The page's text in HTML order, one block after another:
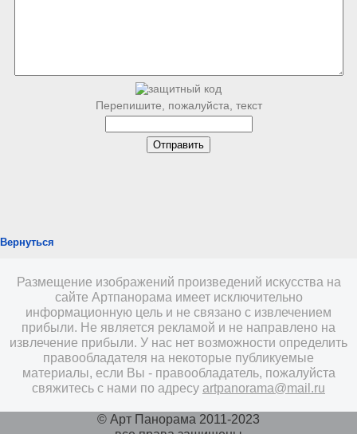
Перепишите, пожалуйста, текст
Вернуться
Размещение изображений произведений искусства на
сайте Артпанорама имеет исключительно
информационную цель и не связано с извлечением
прибыли. Не является рекламой и не направлено на
извлечение прибыли. У нас нет возможности определить
правообладателя на некоторые публикуемые
материалы, если Вы - правообладатель, пожалуйста
свяжитесь с нами по адресу artpanorama@mail.ru
© Арт Панорама 2011-2023